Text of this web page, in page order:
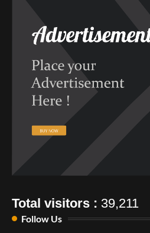
Total visitors : 39,211
Follow Us